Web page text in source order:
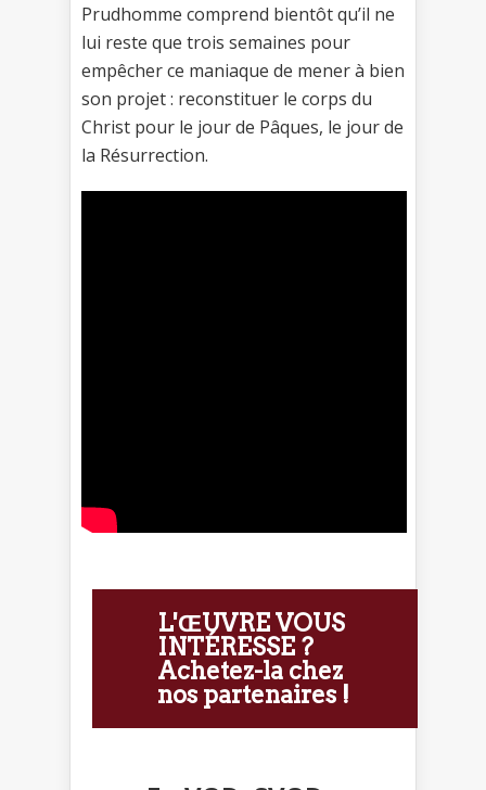
Prudhomme comprend bientôt qu’il ne
lui reste que trois semaines pour
empêcher ce maniaque de mener à bien
son projet : reconstituer le corps du
Christ pour le jour de Pâques, le jour de
la Résurrection.
L'ŒUVRE VOUS
INTÉRESSE ?
Achetez-la chez
nos partenaires !